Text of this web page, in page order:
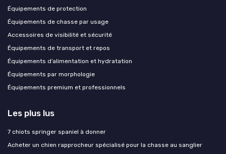
Équipements de protection
Équipements de chasse par usage
Accessoires de visibilité et sécurité
Équipements de transport et repos
Équipements d’alimentation et hydratation
Équipements par morphologie
Équipements premium et professionnels
Les plus lus
7 chiots springer spaniel à donner
Acheter un chien rapprocheur spécialisé pour la chasse au sanglier